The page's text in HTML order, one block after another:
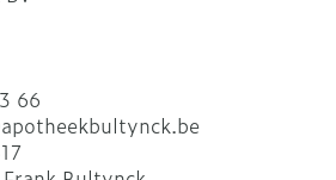
66
apotheekbultynck.be